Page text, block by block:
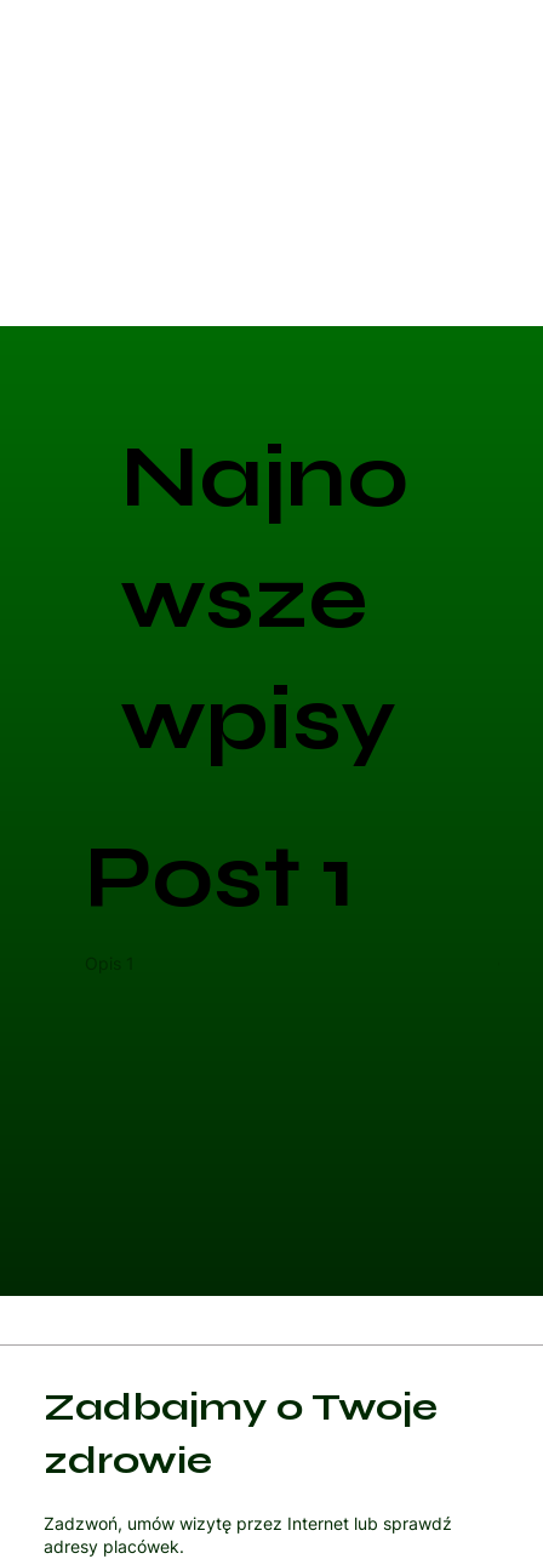
Najno
wsze
wpisy
Post 1
Opis 1
Zadbajmy o Twoje
zdrowie
Zadzwoń, umów wizytę przez Internet lub sprawdź
adresy placówek.